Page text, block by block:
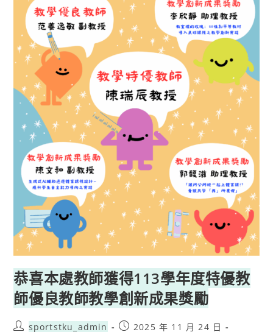
恭喜本處教師獲得113學年度特優教
師優良教師教學創新成果獎勵
sportstku_admin
2025 年 11 月 24 日